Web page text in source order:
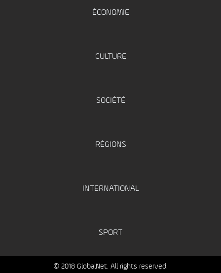
ÉCONOMIE
CULTURE
SOCIÉTÉ
RÉGIONS
INTERNATIONAL
SPORT
© 2018 GlobalNet. All rights reserved.